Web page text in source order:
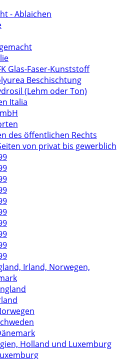
- Ablaichen
Glas-Faser-Kunststoff
Beschischtung
(Lehm oder Ton)
Italia
des öffentlichen Rechts
von privat bis gewerblich
Irland, Norwegen,
Holland und Luxemburg